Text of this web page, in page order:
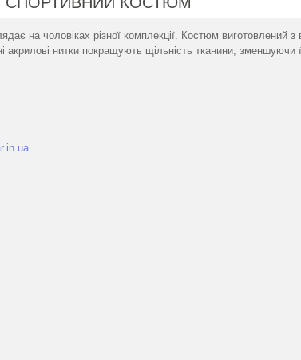
на чоловіках різної комплекції. Костюм виготовлений з
нитки покращують щільність тканини,